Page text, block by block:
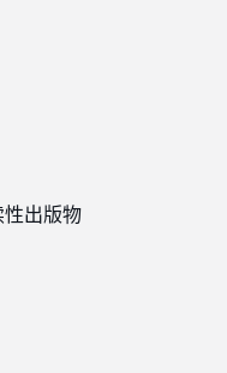
性出版物